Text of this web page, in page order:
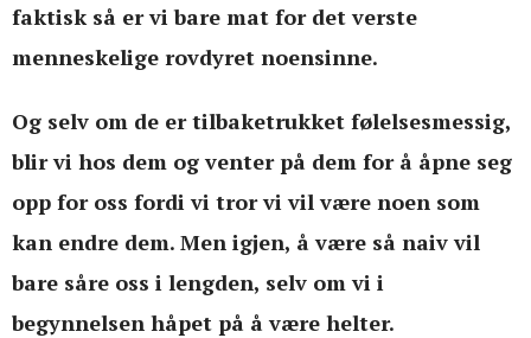
faktisk så er vi bare mat for det verste
menneskelige rovdyret noensinne.
Og selv om de er tilbaketrukket følelsesmessig,
blir vi hos dem og venter på dem for å åpne seg
opp for oss fordi vi tror vi vil være noen som
kan endre dem. Men igjen, å være så naiv vil
bare såre oss i lengden, selv om vi i
begynnelsen håpet på å være helter.